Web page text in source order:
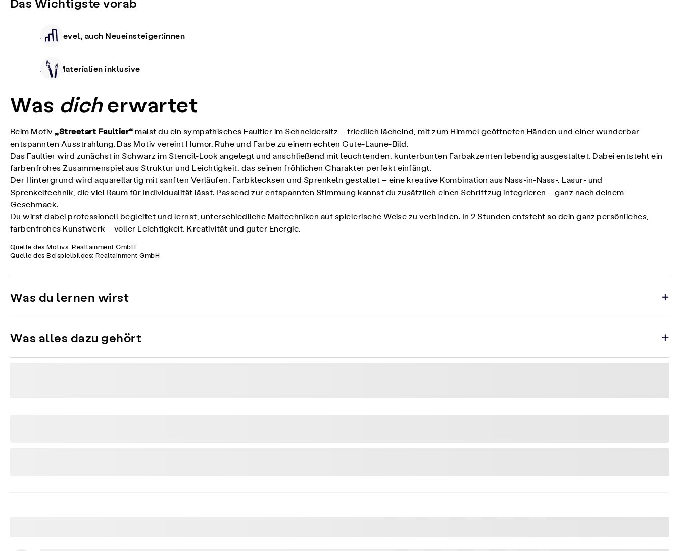
Alle Level, auch Neueinsteiger:innen
Alle Materialien inklusive
Was dicherwartet
Beim Motiv„Streetart Faultier“ malst du ein sympathisches Faultier im Schneidersitz – friedlich lächelnd, mit zum Himmel geöffneten Händen und einer wunderbar
entspannten Ausstrahlung. Das Motiv vereint Humor, Ruhe und Farbe zu einem echten Gute-Laune-Bild.
Das Faultier wird zunächst in Schwarz im Stencil-Look angelegt und anschließend mit leuchtenden, kunterbunten Farbakzenten lebendig ausgestaltet. Dabei entsteht ein
farbenfrohes Zusammenspiel aus Struktur und Leichtigkeit, das seinen fröhlichen Charakter perfekt einfängt.
Der Hintergrund wird aquarellartig mit sanften Verläufen, Farbklecksen und Sprenkeln gestaltet – eine kreative Kombination aus Nass-in-Nass-, Lasur- und
Sprenkeltechnik, die viel Raum für Individualität lässt. Passend zur entspannten Stimmung kannst du zusätzlich einen Schriftzug integrieren – ganz nach deinem
Geschmack.
Du wirst dabei professionell begleitet und lernst, unterschiedliche Maltechniken auf spielerische Weise zu verbinden. In 2 Stunden entsteht so dein ganz persönliches,
farbenfrohes Kunstwerk – voller Leichtigkeit, Kreativität und guter Energie.
Quelle des Motivs: Realtainment GmbH
Quelle des Beispielbildes: Realtainment GmbH
Was du lernen wirst
Was alles dazu gehört